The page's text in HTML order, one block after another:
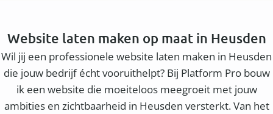
Website laten maken op maat in Heusden
Wil jij een professionele website laten maken in Heusden
die jouw bedrijf écht vooruithelpt? Bij Platform Pro bouw
ik een website die moeiteloos meegroeit met jouw
ambities en zichtbaarheid in Heusden versterkt. Van het